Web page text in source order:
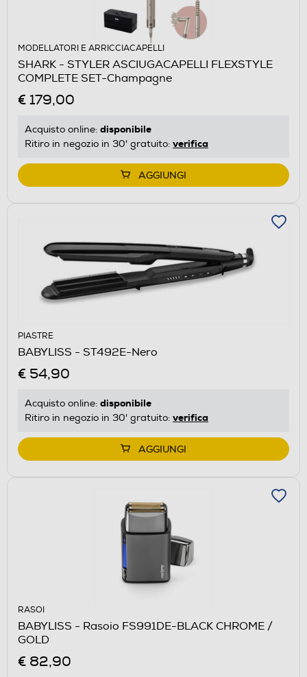
MODELLATORI E ARRICCIACAPELLI
SHARK - STYLER ASCIUGACAPELLI FLEXSTYLE
COMPLETE SET-Champagne
€ 179,00
Acquisto online: disponibile
Ritiro in negozio in 30' gratuito: verifica
AGGIUNGI
PIASTRE
BABYLISS - ST492E-Nero
€ 54,90
Acquisto online: disponibile
Ritiro in negozio in 30' gratuito: verifica
AGGIUNGI
RASOI
BABYLISS - Rasoio FS991DE-BLACK CHROME /
GOLD
€ 82,90